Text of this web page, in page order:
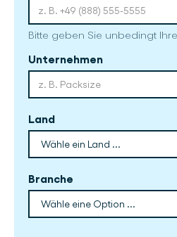
Bitte geben Sie unbedingt
Unternehmen
Land
Branche